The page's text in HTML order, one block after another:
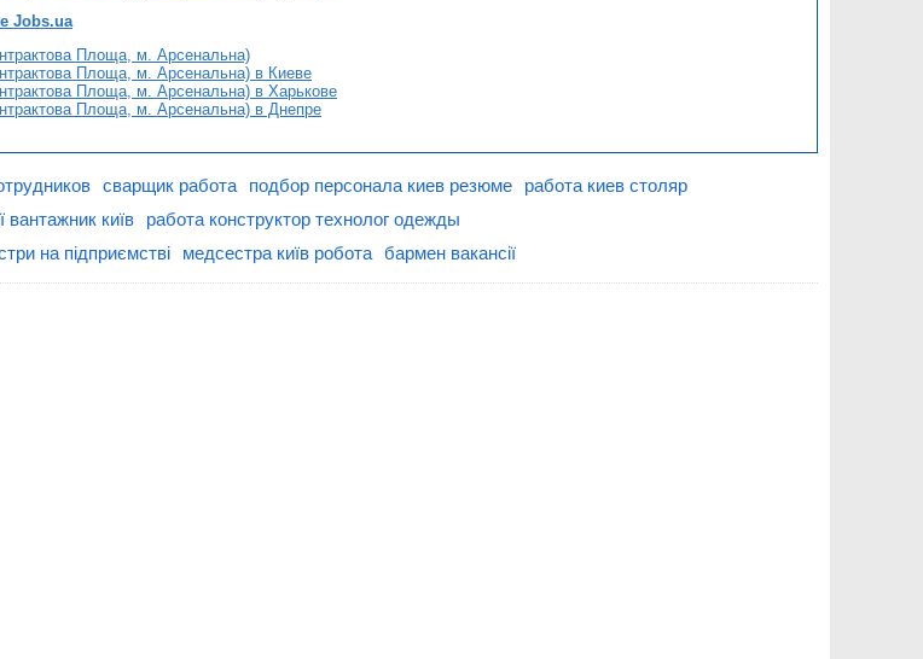
Jobs.ua
Площа, м. Арсенальна)
Площа, м. Арсенальна) в Киеве
Площа, м. Арсенальна) в Харькове
Площа, м. Арсенальна) в Днепре
сварщик работа подбор персонала киев резюме
работа киев столяр
вантажник київ
работа конструктор технолог одежды
на підприємстві
медсестра київ робота бармен вакансії